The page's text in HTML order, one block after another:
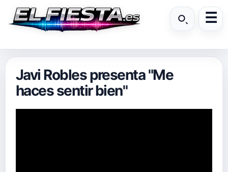
Javi Robles presenta "Me
haces sentir bien"